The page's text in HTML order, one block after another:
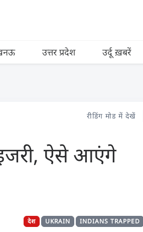
उत्तर प्रदेश उर्दू ख़बरें
रीडिंग मोड में देखें
ऐसे आएंगे
INDIANS TRAPPED
UKRAIN
देश